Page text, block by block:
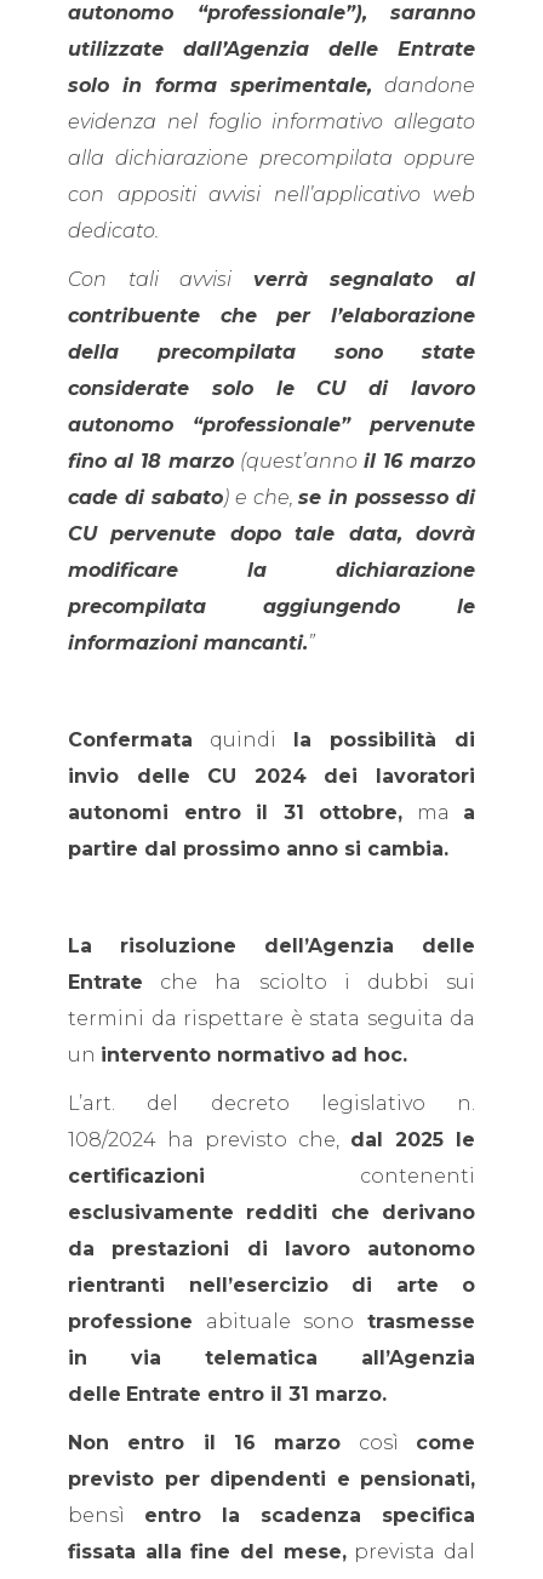
autonomo “professionale”), saranno
utilizzate dall’Agenzia delle Entrate
solo in forma sperimentale, dandone
evidenza nel foglio informativo allegato
alla dichiarazione precompilata oppure
con appositi avvisi nell’applicativo web
dedicato.
Con tali avvisi verrà segnalato al
contribuente che per l’elaborazione
della precompilata sono state
considerate solo le CU di lavoro
autonomo “professionale” pervenute
fino al 18 marzo (quest’anno il 16 marzo
cade di sabato) e che,se in possesso di
CU pervenute dopo tale data, dovrà
modificare la dichiarazione
precompilata aggiungendo le
informazioni mancanti.”
Confermata quindi la possibilità di
invio delle CU 2024 dei lavoratori
autonomi entro il 31 ottobre, ma a
partire dal prossimo anno si cambia.
La risoluzione dell’Agenzia delle
Entrate che ha sciolto i dubbi sui
termini da rispettare è stata seguita da
un intervento normativo ad hoc.
L’art. del decreto legislativo n.
108/2024 ha previsto che, dal 2025 le
certificazioni contenenti
esclusivamente redditi che derivano
da prestazioni di lavoro autonomo
rientranti nell’esercizio di arte o
professione abituale sono trasmesse
in via telematica all’Agenzia
delle Entrate entro il 31 marzo.
Non entro il 16 marzo così come
previsto per dipendenti e pensionati,
bensì entro la scadenza specifica
fissata alla fine del mese,prevista dal